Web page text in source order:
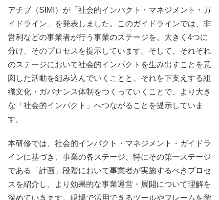
アチブ（SIMI）が「社会的インパクト・マネジメント・ガ
イドライン」を発表しました。このガイドラインでは、非
営利などの事業者が行う事業のステージを、大きく4つに
分け、そのプロセスを提示しています。そして、それぞれ
のステージにおいて社会的インパクトを生み出すことを意
図した活動を組み込んでいくことと、それを下支えする組
織文化・ガバナンス体制をつくっていくことで、より大き
な「社会的インパクト」へつながることを提示していま
す。
本研修では、社会的インパクト・マネジメント・ガイドラ
インに基づき、事業の各ステージ、特にその第一ステージ
である「計画」段階において事業者が実施するべきプロセ
スを紹介し、より効果的な事業運営・展開について理解を
深めていきます。現場で活用できるツールやフレームを学